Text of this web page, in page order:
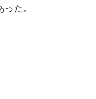
た。